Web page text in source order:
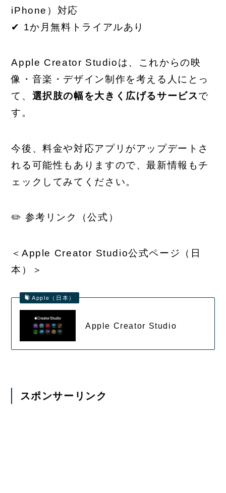
iPhone）対応
✔ 1か月無料トライアルあり
Apple Creator Studioは、これからの映
像・音楽・デザイン制作を考える人にとっ
て、 選択肢の幅を大きく広げるサービスで
す。
今後、料金や対応アプリがアップデートさ
れる可能性もありますので、最新情報もチ
ェックしてみてください。
✏️ 参考リンク（公式）
＜Apple Creator Studio公式ページ（日
本）＞
Apple（日本）
Apple Creator Studio
スポンサーリンク